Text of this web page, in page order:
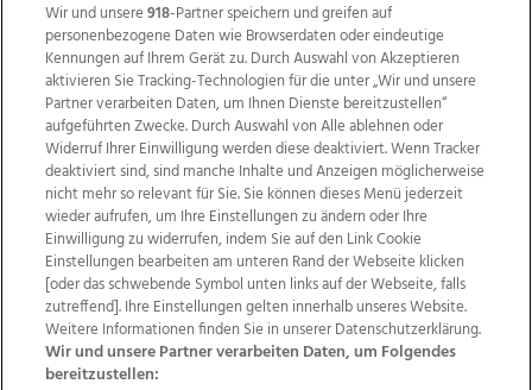
Wir über uns Mediadaten Kontakt
Jobs
Datenschutz
Impressum
AGB Anzeigekunden
AGB Website
Ehrenkodex Politische Werbung
Wir und unsere918-Partner speichern und greifen auf
personenbezogene Daten wie Browserdaten oder eindeutige
Kennungen auf Ihrem Gerät zu. Durch Auswahl von Akzeptieren
aktivieren Sie Tracking-Technologien für die unter „Wir und unsere
Partner verarbeiten Daten, um Ihnen Dienste bereitzustellen“
aufgeführten Zwecke. Durch Auswahl von Alle ablehnen oder
Widerruf Ihrer Einwilligung werden diese deaktiviert. Wenn Tracker
deaktiviert sind, sind manche Inhalte und Anzeigen möglicherweise
nicht mehr so relevant für Sie. Sie können dieses Menü jederzeit
wieder aufrufen, um Ihre Einstellungen zu ändern oder Ihre
Einwilligung zu widerrufen, indem Sie auf den Link Cookie
Einstellungen bearbeiten am unteren Rand der Webseite klicken
[oder das schwebende Symbol unten links auf der Webseite, falls
zutreffend]. Ihre Einstellungen gelten innerhalb unseres Website.
Weitere Informationen finden Sie in unserer Datenschutzerklärung.
Wir und unsere Partner verarbeiten Daten, um Folgendes
bereitzustellen: